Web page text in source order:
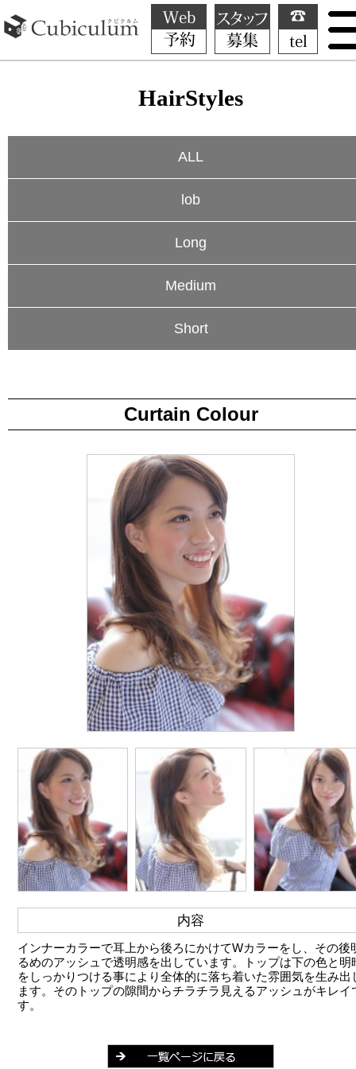
HairStyles
ALL
lob
Long
Medium
Short
Curtain Colour
内容
インナーカラーで耳上から後ろにかけてWカラーをし、その後
るめのアッシュで透明感を出しています。トップは下の色と明
をしっかりつける事により全体的に落ち着いた雰囲気を生み出
ます。そのトップの隙間からチラチラ見えるアッシュがキレイ
す。